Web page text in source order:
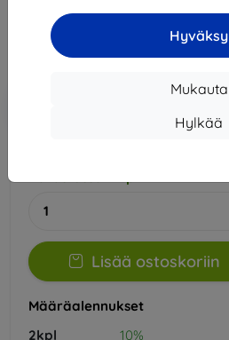
Hyväksy
Mukauta
Hylkää
15,21 €
Hinta ilman ALV:tä
Alennus kupongilla
Lisää ostoskoriin
Määräalennukset
2kpl
10%